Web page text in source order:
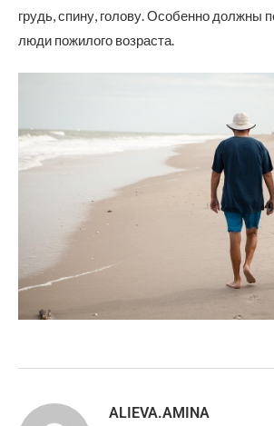
грудь, спину, голову. Особенно должны
люди пожилого возраста.
ALIEVA.AMINA